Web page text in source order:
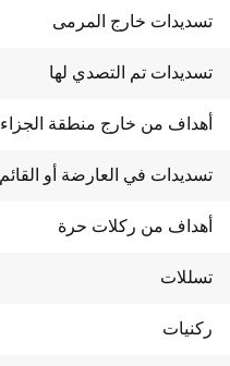
تسديدات خارج المرمى
تسديدات تم التصدي لها
أهداف من خارج منطقة الجزاء
تسديدات في العارضة أو القائم
أهداف من ركلات حرة
تسللات
ركنيات